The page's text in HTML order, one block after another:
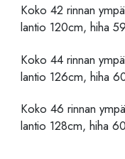
Koko 42 rinnan
lantio 120cm, hiha
Koko 44 rinnan
lantio 126cm, hiha
Koko 46 rinnan
lantio 128cm, hiha